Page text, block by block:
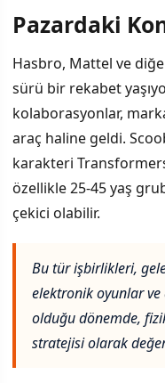
Pazardaki
Hasbro, Mattel ve
sürü bir rekabet
kolaborasyonlar,
araç haline geldi.
karakteri
özellikle 25-45 yaş
çekici olabilir.
Bu tür işbirlikleri,
elektronik oyunlar ve
olduğu dönemde,
stratejisi olarak